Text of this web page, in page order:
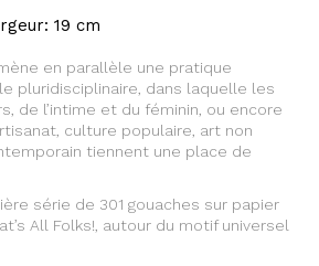
19 cm
en parallèle une pratique
pluridisciplinaire, dans laquelle les
de l’intime et du féminin, ou encore
culture populaire, art non
tiennent une place de
série de 301 gouaches sur papier
All Folks!, autour du motif universel